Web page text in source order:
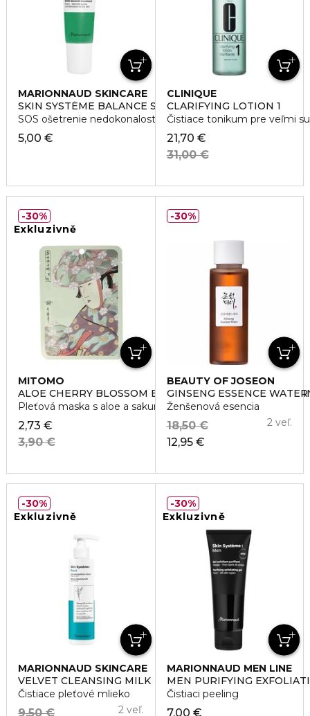
MARIONNAUD SKINCARE
SKIN SYSTÉME BALANCE SOS BLEMISH TREATMENT
SOS ošetrenie nedokonalostí pleti
5,00 €
CLINIQUE
CLARIFYING LOTION 1
Čistiace tonikum pre veľmi
21,70 €
31,00 €
Exkluzivně
MITOMO
ALOE CHERRY BLOSSOM ESSENC MASK TANUMA
Pleťová maska s aloe a sakurou
2,73 €
3,90 €
30%
BEAUTY OF JOSEON
GINSENG ESSENCE WATER
Ženšenová esencia
12,95 €
18,50 € 2 veľ.
30%
Exkluzivně
MARIONNAUD SKINCARE
VELVET CLEANSING MILK
Čistiace pleťové mlieko
9,50 € 2 veľ.
30%
Exkluzivně
MARIONNAUD MEN LINE
MEN PURIFYING
Čistiaci peeling
7,00 €
30%